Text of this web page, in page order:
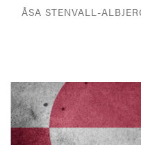
ÅSA STENVALL-